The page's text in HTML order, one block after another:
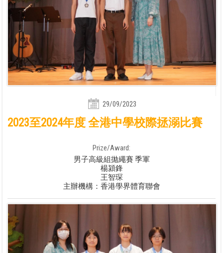
29/09/2023
2023至2024年度 全港中學校際拯溺比賽
Prize/Award:
男子高級組拋繩賽 季軍
楊潁鋒
王智琛
主辦機構：香港學界體育聯會